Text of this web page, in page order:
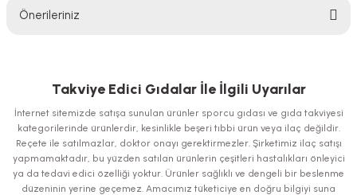
Önerileriniz
iletebilirsiniz.
Görüş ve önerileriniz için teşekkür ederiz.
Ürün resmi kalitesiz, bozuk veya görüntülenemiyor.
Ürün açıklamasında eksik bilgiler bulunuyor.
Ürün bilgilerinde hatalar bulunuyor.
Takviye Edici Gıdalar İle İlgili Uyarılar
İnternet sitemizde satışa sunulan ürünler sporcu gıdası ve gıda takviyesi
kategorilerinde ürünlerdir, kesinlikle beşeri tıbbi ürün veya ilaç değildir.
Reçete ile satılmazlar, doktor onayı gerektirmezler. Şirketimiz ilaç satışı
yapmamaktadır, bu yüzden satılan ürünlerin çeşitleri hastalıkları önleyici
ya da tedavi edici özelliği yoktur. Ürünler sağlıklı ve dengeli bir beslenme
düzeninin yerine geçemez. Amacımız tüketiciye en doğru bilgiyi suna